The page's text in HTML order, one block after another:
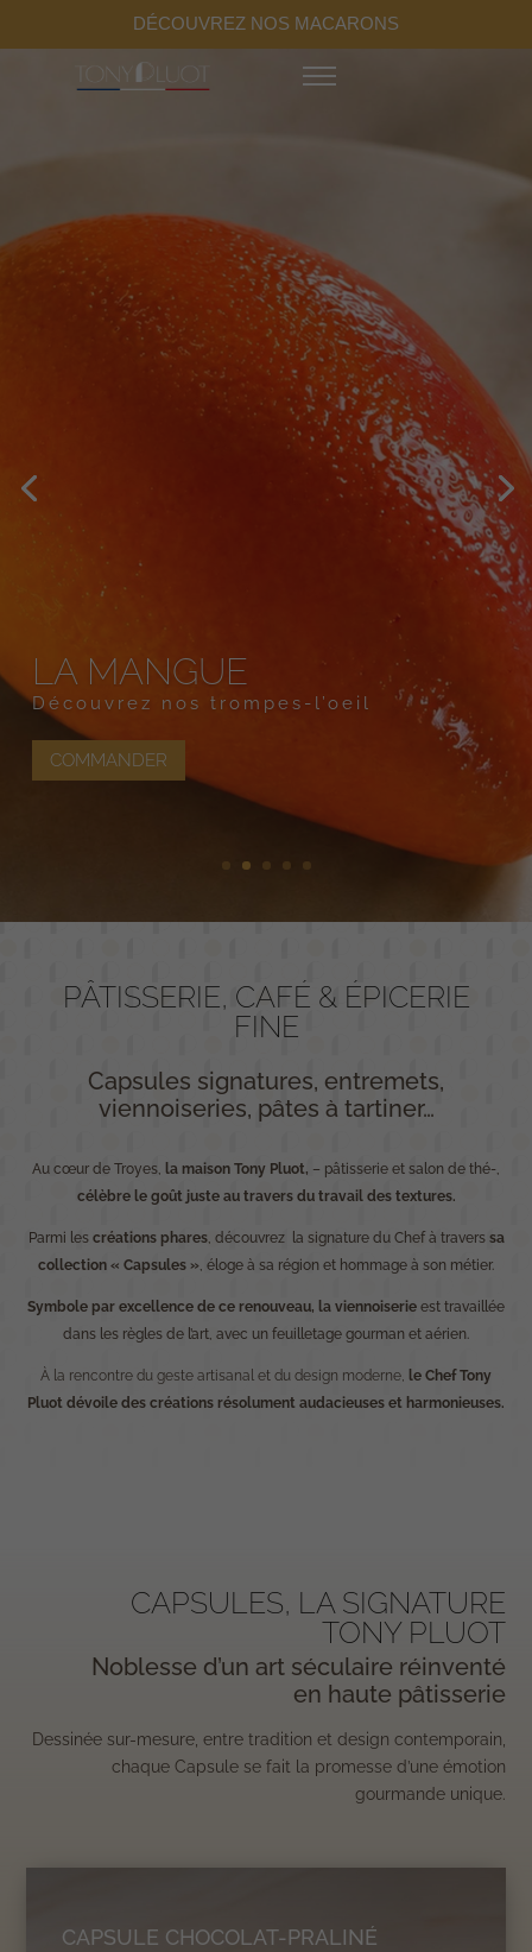
DÉCOUVREZ NOS MACARONS
LA MANGUE
Découvrez nos trompes-l’oeil
COMMANDER
PÂTISSERIE, CAFÉ & ÉPICERIE
FINE
Capsules signatures, entremets,
viennoiseries, pâtes à tartiner…
Au cœur de Troyes, la maison Tony Pluot, – pâtisserie et salon de thé-,
célèbre le goût juste au travers du travail des textures.
Parmi lescréations phares, découvrez la signature du Chef à travers sa
collection « Capsules », éloge à sa région et hommage à son métier.
Symbole par excellence de ce renouveau, la viennoiserie est travaillée
dans les règles de l’art, avec un feuilletage gourman et aérien.
À la rencontre du geste artisanal et du design moderne, le Chef Tony
Pluot dévoile des créations résolument audacieuses et harmonieuses.
CAPSULES, LA SIGNATURE
TONY PLUOT
Noblesse d’un art séculaire réinventé
en haute pâtisserie
Dessinée sur-mesure, entre tradition et design contemporain,
chaque Capsule se fait la promesse d’une émotion
gourmande unique.
CAPSULE CHOCOLAT-PRALINÉ